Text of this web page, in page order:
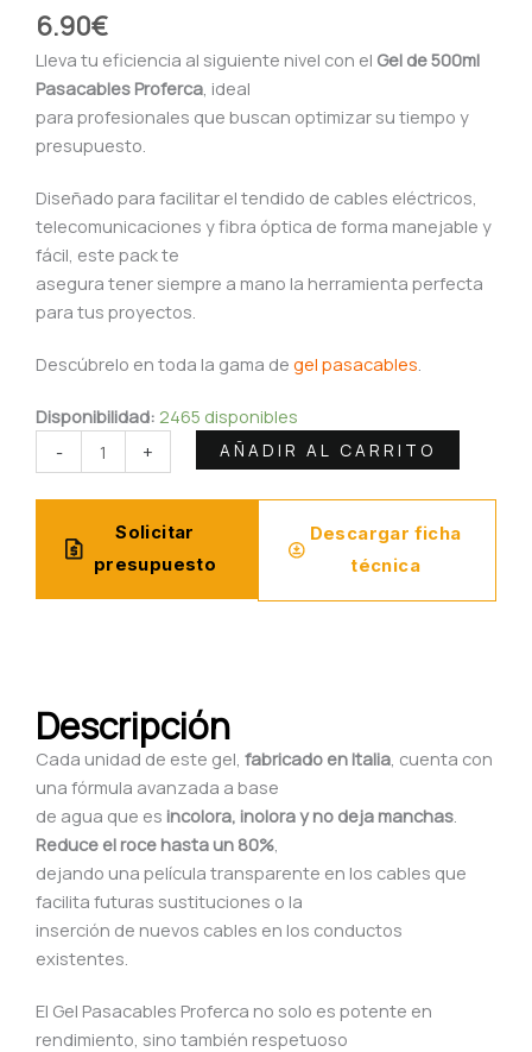
6.90€
Lleva tu eficiencia al siguiente nivel con el Gel de 500ml
Pasacables Proferca, ideal
para profesionales que buscan optimizar su tiempo y
presupuesto.
Diseñado para facilitar el tendido de cables eléctricos,
telecomunicaciones y fibra óptica de forma manejable y
fácil, este pack te
asegura tener siempre a mano la herramienta perfecta
para tus proyectos.
Descúbrelo en toda la gama de gel pasacables.
Disponibilidad: 2465 disponibles
-
Gel
Pasacables
Transparente
Proferca
Manejable
cantidad
+ AÑADIR AL CARRITO
Solicitar
presupuesto
Descargar ficha
técnica
Descripción
Cada unidad de este gel, fabricado en Italia, cuenta con
una fórmula avanzada a base
de agua que es incolora, inolora y no deja manchas.
Reduce el roce hasta un 80%,
dejando una película transparente en los cables que
facilita futuras sustituciones o la
inserción de nuevos cables en los conductos
existentes.
El Gel Pasacables Proferca no solo es potente en
rendimiento, sino también respetuoso